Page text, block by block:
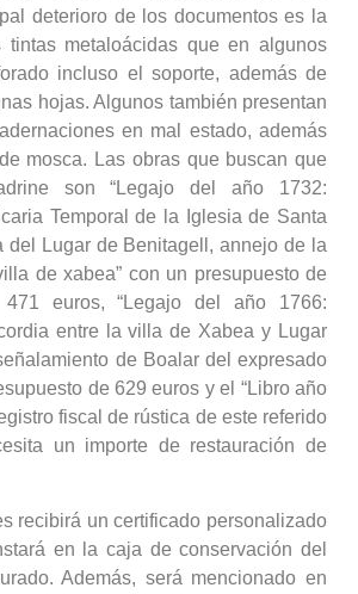
deterioro de los documentos es la
metaloácidas que en algunos
incluso el soporte, además de
hojas. Algunos también presentan
en mal estado, además
mosca. Las obras que buscan que
son “Legajo del año 1732:
Temporal de la Iglesia de Santa
del Lugar de Benitagell, annejo de la
de xabea” con un presupuesto de
471 euros, “Legajo del año 1766:
entre la villa de Xabea y Lugar
de Boalar del expresado
de 629 euros y el “Libro año
fiscal de rústica de este referido
un importe de restauración de
recibirá un certificado personalizado
en la caja de conservación del
Además, será mencionado en